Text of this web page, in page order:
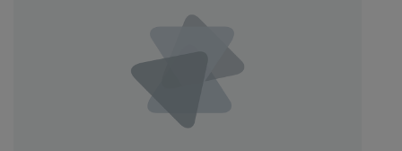
samenwerking met het Verenigd Koninkrijk
vragensteller Warnez maakte in zijn inleiding
melding van zijn schriftelijke vraag nr.415 van
schriftelijke vraag nr.441